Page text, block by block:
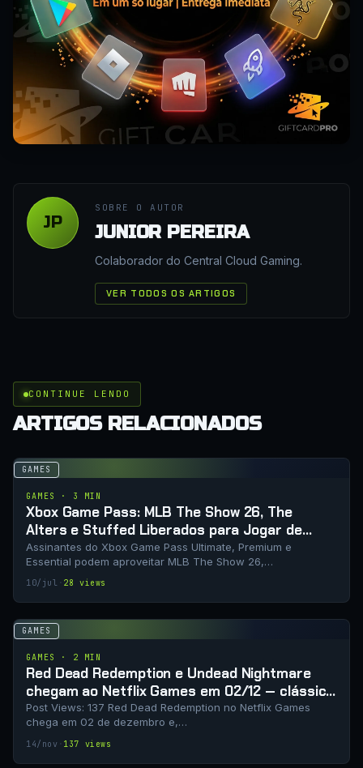
JP
SOBRE O AUTOR
JUNIOR PEREIRA
Colaborador do Central Cloud Gaming.
VER TODOS OS ARTIGOS
CONTINUE LENDO
ARTIGOS RELACIONADOS
GAMES
GAMES · 3 MIN
Xbox Game Pass: MLB The Show 26, The
Alters e Stuffed Liberados para Jogar de
Graça
Assinantes do Xbox Game Pass Ultimate, Premium e
Essential podem aproveitar MLB The Show 26,…
10/jul · 28 views
GAMES
GAMES · 2 MIN
Red Dead Redemption e Undead Nightmare
chegam ao Netflix Games em 02/12 — clássico
do faroeste estreia no mobile
Post Views: 137 Red Dead Redemption no Netflix Games
chega em 02 de dezembro e,…
14/nov · 137 views